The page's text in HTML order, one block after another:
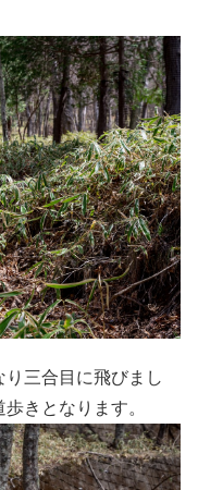
三合目に飛びまし
きとなります。